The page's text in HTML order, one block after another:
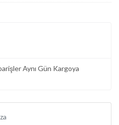
Aynı Gün Kargoya